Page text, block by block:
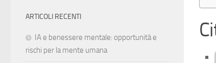
ARTICOLI RECENTI
IA e benessere mentale: opportunità e
rischi per la mente umana